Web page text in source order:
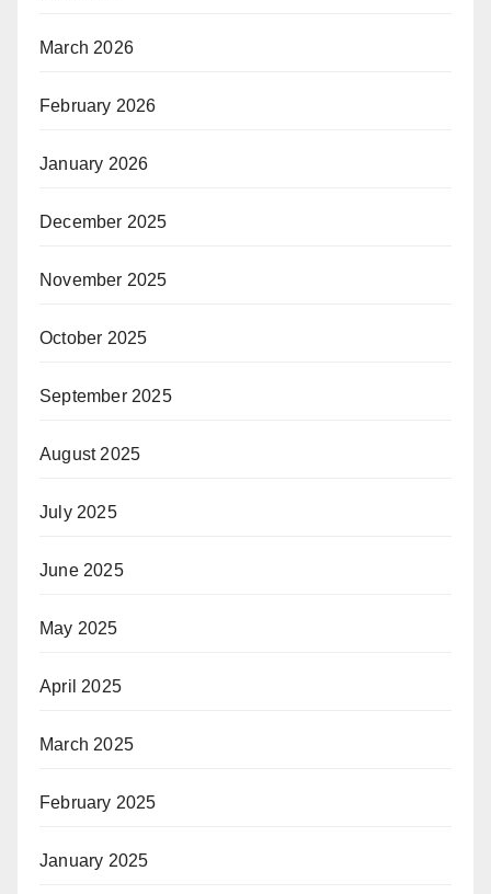
March 2026
February 2026
January 2026
December 2025
November 2025
October 2025
September 2025
August 2025
July 2025
June 2025
May 2025
April 2025
March 2025
February 2025
January 2025